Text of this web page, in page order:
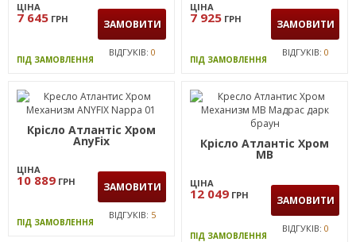
ЦІНА
7 645 ГРН ЗАМОВИТИ
ПІД ЗАМОВЛЕННЯ
ВІДГУКІВ: 0
ЦІНА
7 925 ГРН ЗАМОВИТИ
ПІД ЗАМОВЛЕННЯ
ВІДГУКІВ: 0
Крісло Атлантіс Хром
AnyFix
ЦІНА
10 889 ГРН ЗАМОВИТИ
ПІД ЗАМОВЛЕННЯ
ВІДГУКІВ: 5
Крісло Атлантіс Хром
MB
ЦІНА
12 049 ГРН ЗАМОВИТИ
ПІД ЗАМОВЛЕННЯ
ВІДГУКІВ: 0